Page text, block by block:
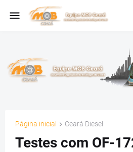
Página inicial Ceará Diesel
Testes com OF-